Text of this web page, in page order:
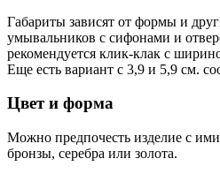
Габариты зависят от формы и
умывальников с сифонами и
рекомендуется клик-клак с
Еще есть вариант с 3,9 и 5,9 см.
Цвет и форма
Можно предпочесть изделие с
бронзы, серебра или золота.